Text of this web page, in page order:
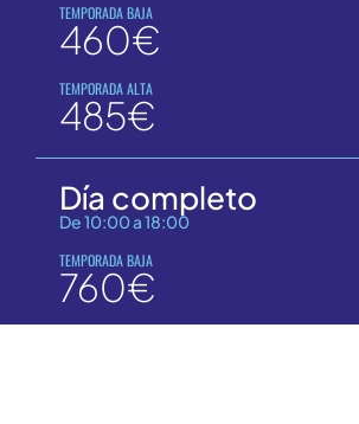
TEMPORADA BAJA
460€
TEMPORADA ALTA
485€
Día completo
De 10:00 a 18:00
TEMPORADA BAJA
760€